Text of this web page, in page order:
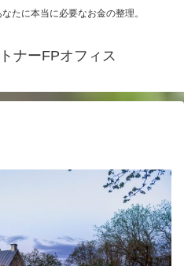
たに本当に必要なお金の整理。
ナーFPオフィス